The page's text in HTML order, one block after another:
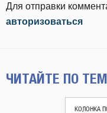
Для отправки
авторизоваться
ЧИТАЙТЕ ПО
КОЛОНКА